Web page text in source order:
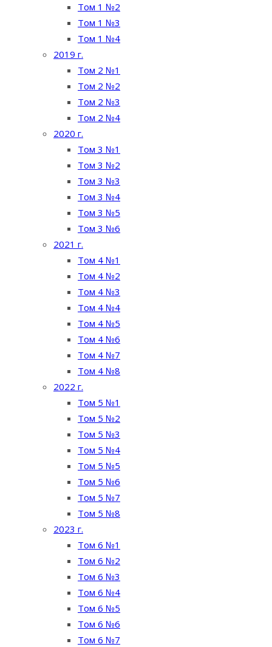
Том 1 №2
Том 1 №3
Том 1 №4
2019 г.
Том 2 №1
Том 2 №2
Том 2 №3
Том 2 №4
2020 г.
Том 3 №1
Том 3 №2
Том 3 №3
Том 3 №4
Том 3 №5
Том 3 №6
2021 г.
Том 4 №1
Том 4 №2
Том 4 №3
Том 4 №4
Том 4 №5
Том 4 №6
Том 4 №7
Том 4 №8
2022 г.
Том 5 №1
Том 5 №2
Том 5 №3
Том 5 №4
Том 5 №5
Том 5 №6
Том 5 №7
Том 5 №8
2023 г.
Том 6 №1
Том 6 №2
Том 6 №3
Том 6 №4
Том 6 №5
Том 6 №6
Том 6 №7